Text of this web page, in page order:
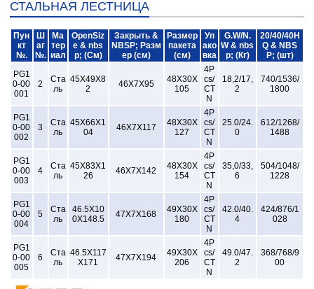
СТАЛЬНАЯ ЛЕСТНИЦА
Пун
кт
№.
Ш
аг
№.
Ма
тер
иал
OpenSiz
e & nbs
p; (См)
Закрыть &
NBSP; Разм
ер (см)
Размер
пакета
(см)
Уп
ако
вка
G.W/N.
W & nbs
p; (Кг)
20/40/40H
Q & NBS
P; (шт)
PG1
0-00
001
2
Ста
ль
45X49X8
2
46X7X95
48X30X
105
4P
cs/
CT
N
18,2/17,
2
740/1536/
1800
PG1
0-00
002
3
Ста
ль
45X66X1
04
46X7X117
48X30X
127
4P
cs/
CT
N
25.0/24.
0
612/1268/
1488
PG1
0-00
003
4
Ста
ль
45X83X1
26
46X7X142
48X30X
154
4P
cs/
CT
N
35,0/33,
6
504/1048/
1228
PG1
0-00
004
5
Ста
ль
46.5X10
0X148.5
47X7X168
49X30X
180
4P
cs/
CT
N
42.0/40.
4
424/876/1
028
PG1
0-00
005
6
Ста
ль
46.5X117
X171
47X7X194
49X30X
206
4P
cs/
CT
N
49.0/47.
2
368/768/9
00